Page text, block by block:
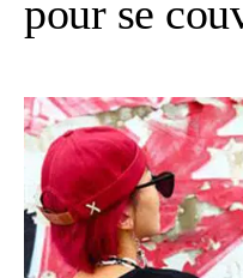
pour se